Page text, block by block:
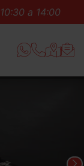
a 14:00